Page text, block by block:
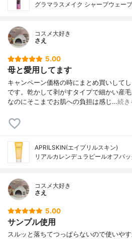
グラマラスメイク シャープウェー
コスメ大好き
さえ
5.00
母と愛用してます
キャンペーン価格の時にまとめ買いして
です。乾かして剥がすタイプで細かい産
なのにそこまでお肌への負担は感じ…続き
APRILSKIN(エイプリルスキン)
リアルカレンデュラピールオフパッ
コスメ大好き
さえ
5.00
サンプル使用
スルッと落ちてつっぱらないので使いや